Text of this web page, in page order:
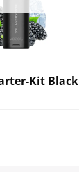
Kit Black